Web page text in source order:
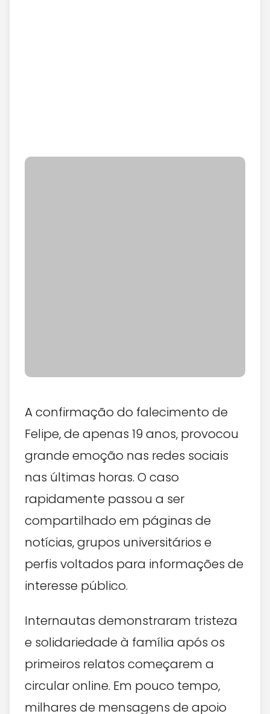
A confirmação do falecimento de
Felipe, de apenas 19 anos, provocou
grande emoção nas redes sociais
nas últimas horas. O caso
rapidamente passou a ser
compartilhado em páginas de
notícias, grupos universitários e
perfis voltados para informações de
interesse público.
Internautas demonstraram tristeza
e solidariedade à família após os
primeiros relatos começarem a
circular online. Em pouco tempo,
milhares de mensagens de apoio